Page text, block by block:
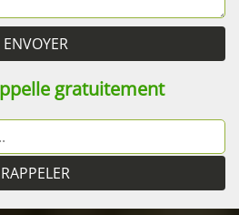
gratuitement